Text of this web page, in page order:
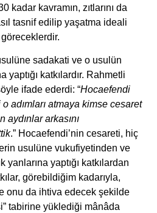
kadar kavramın, zıtlarını da
tasnif edilip yaşatma ideali
göreceklerdir.
sadakati ve o usulün
yaptığı katkılardır. Rahmetli
ifade ederdi: “Hocaefendi
adımları atmaya kimse cesaret
arkasını
.” Hocaefendi’nin cesareti, hiç
usulüne vukufiyetinden ve
yaptığı katkılardan
görebildiğim kadarıyla,
onu da ihtiva edecek şekilde
tabirine yüklediği mânâda